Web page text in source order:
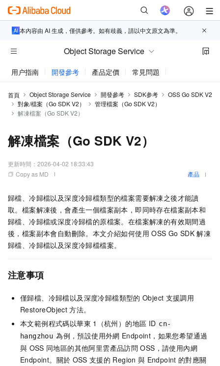
本內容由 AI 生成，僅供參考。如有歧義，請以中文原文為準。
Object Storage Service
用户指南 開發參考 產品定價 常見問題
首頁 Object Storage Service 開發參考 SDK参考
OSS Go SDK V2
對象/檔案（Go SDK V2）
管理檔案（Go SDK V2）
解凍檔案（Go SDK V2）
解凍檔案（Go SDK V2）
更新時間： 2026-04-02 18:33:43
Copy as MD
產品
歸檔、冷歸檔以及深度冷歸檔類型的檔案需要解凍之後才能讀
取。檔案解凍後，會產生一個檔案副本，即同時存在檔案副本和
歸檔、冷歸檔或深度冷歸檔的原檔案。在檔案解凍的有效期間過
後，檔案副本會自動刪除。本文介紹如何使用 OSS Go SDK 解凍
歸檔、冷歸檔以及深度冷歸檔檔案。
注意事項
僅歸檔、冷歸檔以及深度冷歸檔類型的 Object 支援調用
RestoreObject 方法。
本文範例程式碼以華東 1（杭州）的地區 ID cn-
hangzhou 為例，預設使用外網 Endpoint，如果您希望通過
與 OSS 同地區的其他阿里雲產品訪問 OSS，請使用內網
Endpoint。關於 OSS 支援的 Region 與 Endpoint 的對應關